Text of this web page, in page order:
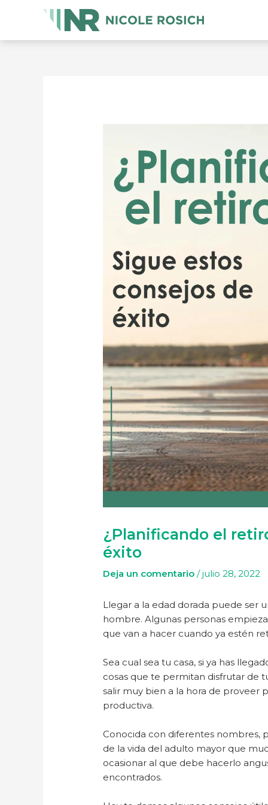
¿Planificando el
éxito
Deja un comentario /julio 28, 2022
Llegar a la edad dorada puede ser
hombre. Algunas personas
que van a hacer cuando ya estén
Sea cual sea tu casa, si ya has
cosas que te permitan disfrutar de
salir muy bien a la hora de proveer
productiva.
Conocida con diferentes nombres,
de la vida del adulto mayor que
ocasionar al que debe hacerlo
encontrados.